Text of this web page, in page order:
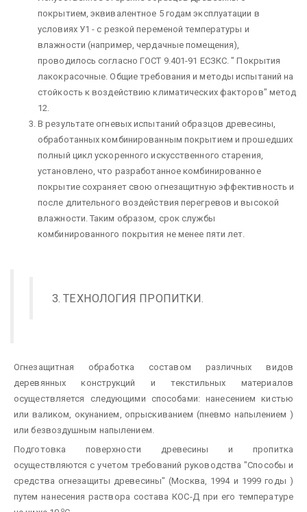
покрытием, эквивалентное 5 годам эксплуатации в
условиях У1 - с резкой переменой температуры и
влажности (например, чердачные помещения),
проводилось согласно ГОСТ 9.401-91 ЕСЗКС. " Покрытия
лакокрасочные. Общие требования и методы испытаний на
стойкость к воздействию климатических факторов" метод
12.
В результате огневых испытаний образцов древесины,
обработанных комбинированным покрытием и прошедших
полный цикл ускоренного искусственного старения,
установлено, что разработанное комбинированное
покрытие сохраняет свою огнезащитную эффективность и
после длительного воздействия перегревов и высокой
влажности. Таким образом, срок службы
комбинированного покрытия не менее пяти лет.
3. ТЕХНОЛОГИЯ ПРОПИТКИ.
Огнезащитная обработка составом различных видов
деревянных конструкций и текстильных материалов
осуществляется следующими способами: нанесением кистью
или валиком, окунанием, опрыскиванием (пневмо напылением )
или безвоздушным напылением.
Подготовка поверхности древесины и пропитка
осуществляются с учетом требований руководства "Способы и
средства огнезащиты древесины" (Москва, 1994 и 1999 годы )
путем нанесения раствора состава КОС-Д при его температуре
о